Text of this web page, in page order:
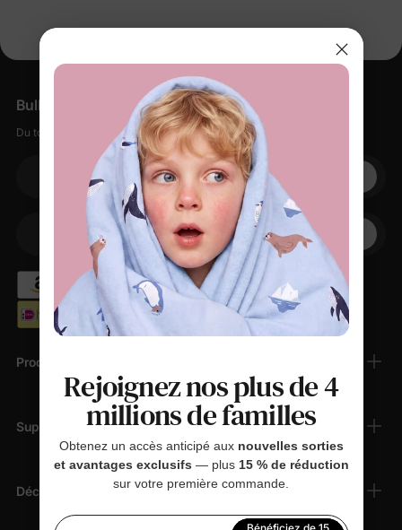
Produits
Support Client
Découvrir
Bulletin d'information
Du tout doux, des petites remises, zéro spam.
Votre adresse électronique
Votre téléphone
Rejoignez nos plus de 4
millions de familles
Obtenez un accès anticipé aux nouvelles sorties
et avantages exclusifs — plus 15 % de réduction
sur votre première commande.